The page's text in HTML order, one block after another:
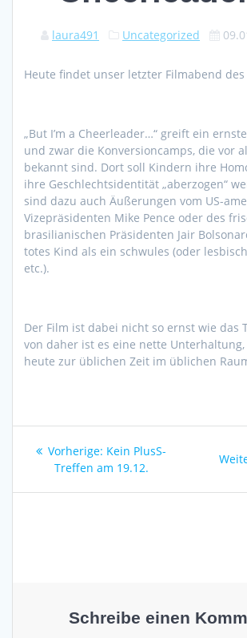
laura491 Uncategorized
Heute findet unser letzter Filmabend
„But I’m a Cheerleader…“ greift ein
und zwar die Konversioncamps, die vor
bekannt sind. Dort soll Kindern ihre
ihre Geschlechtsidentität „aberzogen“
sind dazu auch Äußerungen vom US-
Vizepräsidenten Mike Pence oder des
brasilianischen Präsidenten Jair
totes Kind als ein schwules (oder
etc.).
Der Film ist dabei nicht so ernst wie das
von daher ist es eine nette
heute zur üblichen Zeit im üblichen
Beitragsnavigation
Vorherige: Vorheriger
Beitrag:
Kein PlusS-
Treffen am 19.12.
Schreibe einen